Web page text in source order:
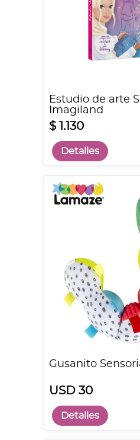
Estudio de arte
Imagiland
$ 1.130
Detalles
Gusanito
USD 30
Detalles